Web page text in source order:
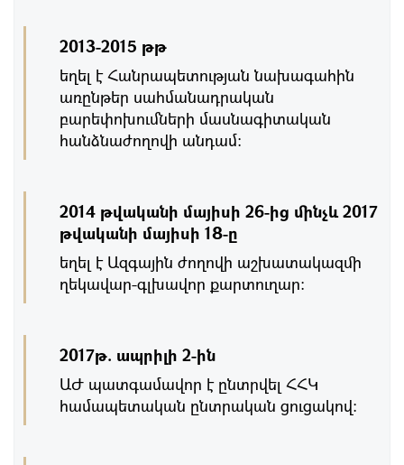
2013-2015 թթ
եղել է Հանրապետության նախագահին
առընթեր սահմանադրական
բարեփոխումների մասնագիտական
հանձնաժողովի անդամ:
2014 թվականի մայիսի 26-ից մինչև 2017
թվականի մայիսի 18-ը
եղել է Ազգային ժողովի աշխատակազմի
ղեկավար-գլխավոր քարտուղար։
2017թ. ապրիլի 2-ին
ԱԺ պատգամավոր է ընտրվել ՀՀԿ
համապետական ընտրական ցուցակով: